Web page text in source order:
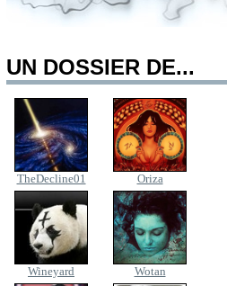
UN DOSSIER DE...
TheDecline01 Oriza
Wineyard Wotan